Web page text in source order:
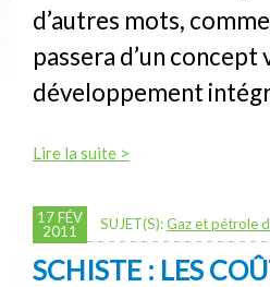
d’autres mots,
passera d’un
développement
Lire la suite >
17 FÉV
2011
SUJET(S):Gaz et pétrole
SCHISTE : LES